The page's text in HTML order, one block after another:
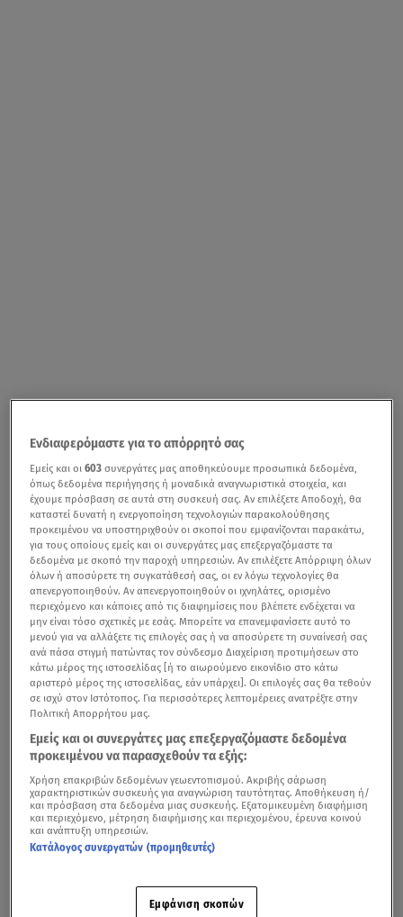
Ενδιαφερόμαστε για το απόρρητό σας
Εμείς και οι603 συνεργάτες μας αποθηκεύουμε προσωπικά δεδομένα,
όπως δεδομένα περιήγησης ή μοναδικά αναγνωριστικά στοιχεία, και
έχουμε πρόσβαση σε αυτά στη συσκευή σας. Αν επιλέξετε Αποδοχή, θα
καταστεί δυνατή η ενεργοποίηση τεχνολογιών παρακολούθησης
προκειμένου να υποστηριχθούν οι σκοποί που εμφανίζονται παρακάτω,
για τους οποίους εμείς και οι συνεργάτες μας επεξεργαζόμαστε τα
δεδομένα με σκοπό την παροχή υπηρεσιών. Αν επιλέξετε Απόρριψη όλων
όλων ή αποσύρετε τη συγκατάθεσή σας, οι εν λόγω τεχνολογίες θα
απενεργοποιηθούν. Αν απενεργοποιηθούν οι ιχνηλάτες, ορισμένο
περιεχόμενο και κάποιες από τις διαφημίσεις που βλέπετε ενδέχεται να
μην είναι τόσο σχετικές με εσάς. Μπορείτε να επανεμφανίσετε αυτό το
μενού για να αλλάξετε τις επιλογές σας ή να αποσύρετε τη συναίνεσή σας
ανά πάσα στιγμή πατώντας τον σύνδεσμο Διαχείριση προτιμήσεων στο
κάτω μέρος της ιστοσελίδας [ή το αιωρούμενο εικονίδιο στο κάτω
αριστερό μέρος της ιστοσελίδας, εάν υπάρχει]. Οι επιλογές σας θα τεθούν
σε ισχύ στον Ιστότοπος. Για περισσότερες λεπτομέρειες ανατρέξτε στην
Πολιτική Απορρήτου μας.
Εμείς και οι συνεργάτες μας επεξεργαζόμαστε δεδομένα
προκειμένου να παρασχεθούν τα εξής:
Χρήση επακριβών δεδομένων γεωεντοπισμού. Ακριβής σάρωση
χαρακτηριστικών συσκευής για αναγνώριση ταυτότητας. Αποθήκευση ή/
και πρόσβαση στα δεδομένα μιας συσκευής. Εξατομικευμένη διαφήμιση
και περιεχόμενο, μέτρηση διαφήμισης και περιεχομένου, έρευνα κοινού
και ανάπτυξη υπηρεσιών.
Κατάλογος συνεργατών (προμηθευτές)
Εμφάνιση σκοπών